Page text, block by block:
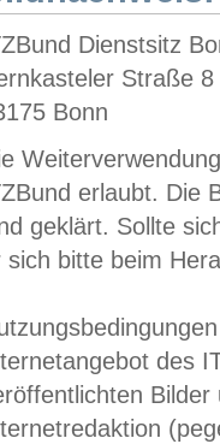
Dienstsitz
Straße 8
Bonn
erlaubt. Die
geklärt. Sollte
sich bitte beim
des